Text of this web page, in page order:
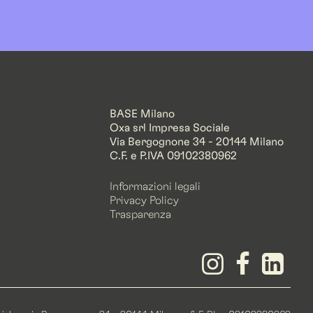
BASE Milano
Oxa srl Impresa Sociale
Via Bergognone 34 - 20144 Milano
C.F. e P.IVA 09102380962
Informazioni legali
Privacy Policy
Trasparenza